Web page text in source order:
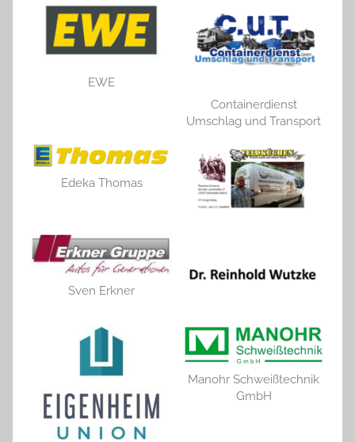
EWE
Containerdienst
Umschlag und Transport
Edeka Thomas
Sven Erkner
Manohr Schweißtechnik
GmbH